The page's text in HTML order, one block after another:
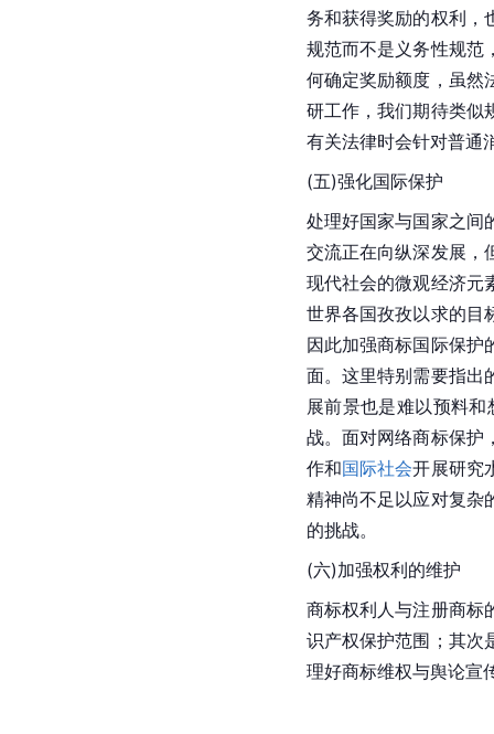
务和获得奖励的权利，
规范而不是义务性规范
何确定奖励额度，虽然
研工作，我们期待类似
有关法律时会针对普通
(五)强化国际保护
处理好国家与国家之间
交流正在向纵深发展，
现代社会的微观经济元
世界各国孜孜以求的目
因此加强商标国际保护
面。这里特别需要指出
展前景也是难以预料
战。面对网络商标保护
作和国际社会开展研究
精神尚不足以应对复杂
的挑战。
(六)加强权利的维护
商标权利人与注册商标
识产权保护范围；其次
理好商标维权与舆论宣